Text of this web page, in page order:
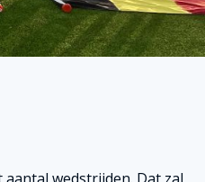
wedstrijden. Dat zal